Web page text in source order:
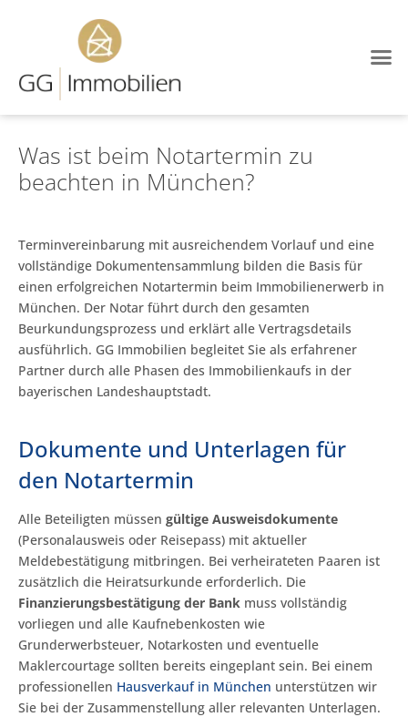
Was ist beim Notartermin zu
beachten in München?
Terminvereinbarung mit ausreichendem Vorlauf und eine
vollständige Dokumentensammlung bilden die Basis für
einen erfolgreichen Notartermin beim Immobilienerwerb in
München. Der Notar führt durch den gesamten
Beurkundungsprozess und erklärt alle Vertragsdetails
ausführlich. GG Immobilien begleitet Sie als erfahrener
Partner durch alle Phasen des Immobilienkaufs in der
bayerischen Landeshauptstadt.
Dokumente und Unterlagen für
den Notartermin
Alle Beteiligten müssen gültige Ausweisdokumente
(Personalausweis oder Reisepass) mit aktueller
Meldebestätigung mitbringen. Bei verheirateten Paaren ist
zusätzlich die Heiratsurkunde erforderlich. Die
Finanzierungsbestätigung der Bank muss vollständig
vorliegen und alle Kaufnebenkosten wie
Grunderwerbsteuer, Notarkosten und eventuelle
Maklercourtage sollten bereits eingeplant sein. Bei einem
professionellen Hausverkauf in München unterstützen wir
Sie bei der Zusammenstellung aller relevanten Unterlagen.